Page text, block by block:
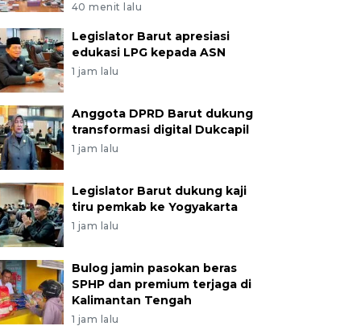
40 menit lalu
Legislator Barut apresiasi
edukasi LPG kepada ASN
1 jam lalu
Anggota DPRD Barut dukung
transformasi digital Dukcapil
1 jam lalu
Legislator Barut dukung kaji
tiru pemkab ke Yogyakarta
1 jam lalu
Bulog jamin pasokan beras
SPHP dan premium terjaga di
Kalimantan Tengah
1 jam lalu